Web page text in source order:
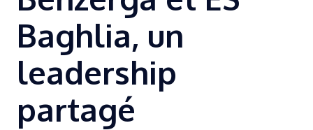
Baghlia, un
leadership
partagé